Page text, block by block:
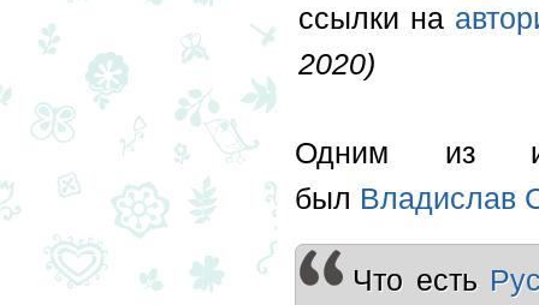
ссылки на
2020)
Одним из
был Владислав
Что есть